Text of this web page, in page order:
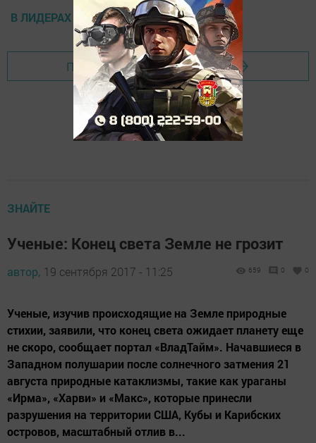
В ЛИДЕРАХ ПО СНИЖЕНИЮ
Перейти на страницу новости
ЗНАЙТЕ
Ученые: Конец света Земле не грозит
автор, 19 сентября 2017 - 11:25 659 0 0
Ученые, изучив происходящие на Земле природные
стихии, заявили, что конец света ожидает планету еще
не скоро, сообщает портал «ВладТайм». Начавшиеся в
Западном полушарии после солнечного затмения 21
августа природные катаклизмы, такие как ураганы
«Ирма», «Харви» и «Макс», которые принесли
разрушения на территории США, Кубы и Карибских
островов, масштабный отлив в...